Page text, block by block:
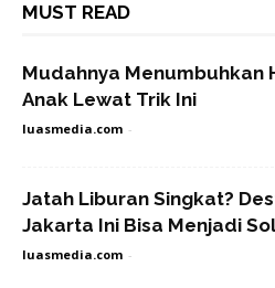
MUST READ
Mudahnya Menumbuhkan
Anak Lewat Trik Ini
luasmedia.com -
Jatah Liburan Singkat?
Jakarta Ini Bisa Menjadi
luasmedia.com -